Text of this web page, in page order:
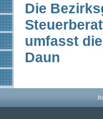
Die
umfasst
Daun